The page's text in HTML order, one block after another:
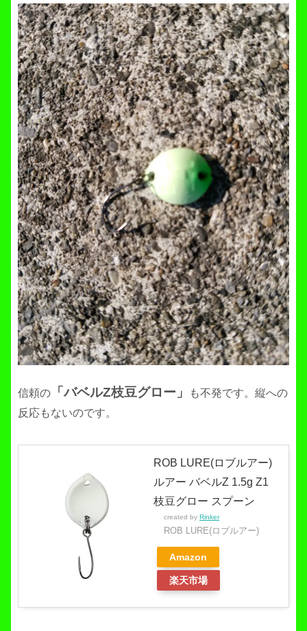
信頼の 「バベルZ枝豆グロー」
も不発です。縦への
反応もないのです。
ROB LURE(ロブルアー)
ルアー バベルZ 1.5g Z1
枝豆グロー スプーン
created by Rinker
ROB LURE(ロブルアー)
Amazon
楽天市場